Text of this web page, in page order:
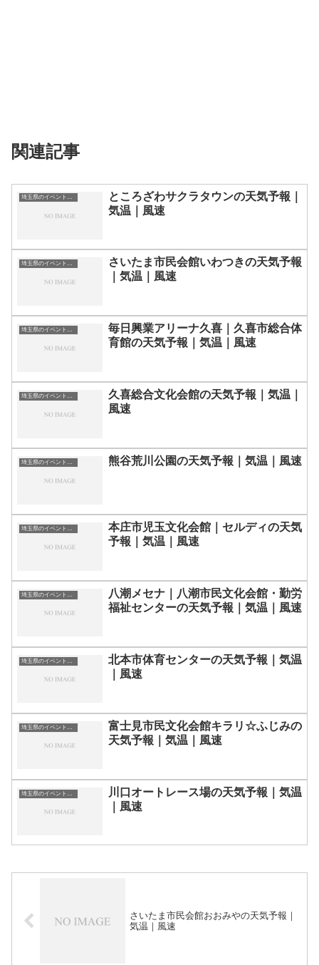
関連記事
埼玉県のイベント会場一覧
ところざわサクラタウンの天気予報｜
気温｜風速
埼玉県のイベント会場一覧
さいたま市民会館いわつきの天気予報
｜気温｜風速
埼玉県のイベント会場一覧
毎日興業アリーナ久喜｜久喜市総合体
育館の天気予報｜気温｜風速
埼玉県のイベント会場一覧
久喜総合文化会館の天気予報｜気温｜
風速
埼玉県のイベント会場一覧 熊谷荒川公園の天気予報｜気温｜風速
埼玉県のイベント会場一覧
本庄市児玉文化会館｜セルディの天気
予報｜気温｜風速
埼玉県のイベント会場一覧
八潮メセナ｜八潮市民文化会館・勤労
福祉センターの天気予報｜気温｜風速
北本市体育センターの天気予報｜気温
｜風速
富士見市民文化会館キラリ☆ふじみの
天気予報｜気温｜風速
川口オートレース場の天気予報｜気温
｜風速
さいたま市民会館おおみやの天気予報｜
気温｜風速